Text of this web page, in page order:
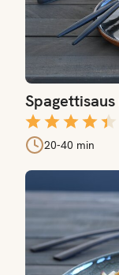
20-40 min
Sellerirot- og